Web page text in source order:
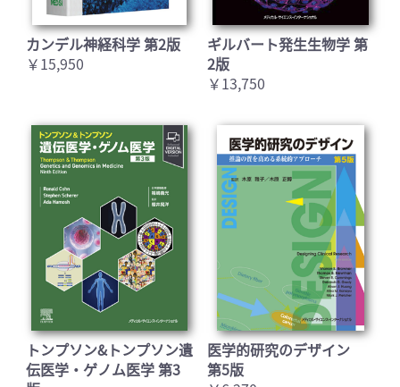
カンデル神経科学 第2版
￥15,950
ギルバート発生生物学 第
2版
￥13,750
トンプソン&トンプソン遺
伝医学・ゲノム医学 第3
医学的研究のデザイン
第5版